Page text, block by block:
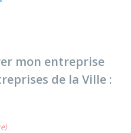
mon entreprise
de la Ville :